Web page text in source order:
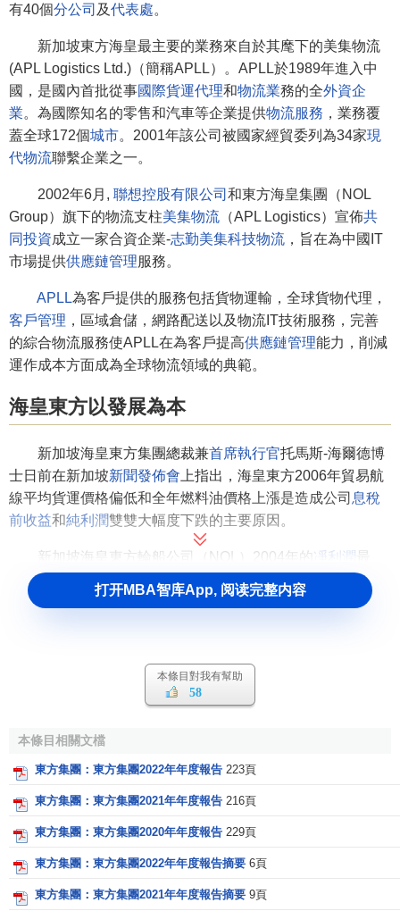
有40個分公司 及代表處。
新加坡東方海皇最主要的業務來自於其麾下的美集物流
(APL Logistics Ltd.)（簡稱APLL）。APLL於1989年進入中
國，是國內首批從事國際貨運代理和物流業務的全外資企
業。為國際知名的零售和汽車等企業提供物流服務 ，業務覆
蓋全球172個城市。2001年該公司被國家經貿委列為34家現
代物流聯繫企業之一。
2002年6月, 聯想控股有限公司 和東方海皇集團（NOL
Group）旗下的物流支柱美集物流 （APL Logistics）宣佈共
同投資成立一家合資企業-志勤美集科技物流 ，旨在為中國IT
市場提供供應鏈管理服務。
APLL為客戶提供的服務包括貨物運輸，全球貨物代理，
客戶管理 ，區域倉儲，網路配送以及物流IT技術服務，完善
的綜合物流服務使APLL在為客戶提高供應鏈管理能力，削減
運作成本方面成為全球物流領域的典範。
海皇東方以發展為本
新加坡海皇東方集團總裁兼首席執行官托馬斯-海爾德博
士日前在新加坡新聞發佈會 上指出，海皇東方2006年貿易航
線平均貨運價格偏低和全年燃料油價格上漲是造成公司 息稅
前收益和純利潤雙雙大幅度下跌的主要原因。
新加坡海皇東方輪船公司（NOL）2004年的 凈利潤 最
高，達到9.43億
，而2005年 凈利潤 下滑到8.3億
。與
此對應的是，海皇東方2004年的 營業額 為65.4億美元，而
海皇東方2005年的凈利潤低於2004年，而2005年的營業
額反而高於2004年的7%。這個事實說明海皇東方在2005年
遭遇到燃油價格大幅度上漲，運營成本舉高不下，還有航線
皇東方的承租船2005年費用高出2004年3500萬美元。
輪公司(APL)在全球集裝箱運輸班輪公司排名第六，擁有100
艘集裝箱船舶，其中包括陸續竣工的13艘運力為3500
的新造 集裝箱船 ，運力為 4250標準箱的
運力為6350標準箱的
國總統輪船集裝箱運輸公司，迅速擴大其集裝箱船隊的運
打开MBA智库App, 阅读完整内容
本條目對我有幫助
58
本條目相關文檔
東方集團：東方集團2022年年度報告 223頁
東方集團：東方集團2021年年度報告 216頁
東方集團：東方集團2020年年度報告 229頁
東方集團：東方集團2022年年度報告摘要 6頁
東方集團：東方集團2021年年度報告摘要 9頁